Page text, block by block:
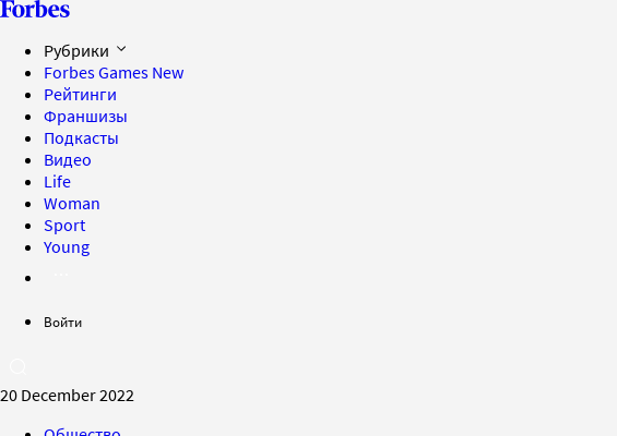
Рубрики
Forbes Games New
Рейтинги
Франшизы
Подкасты
Видео
Life
Woman
Sport
Young
Войти
20 December 2022